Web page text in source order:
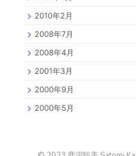
2010年2月
2008年7月
2008年4月
2001年3月
2000年9月
2000年5月